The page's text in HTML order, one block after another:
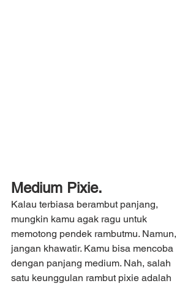
Medium Pixie.
Kalau terbiasa berambut panjang,
mungkin kamu agak ragu untuk
memotong pendek rambutmu. Namun,
jangan khawatir. Kamu bisa mencoba
dengan panjang medium. Nah, salah
satu keunggulan rambut pixie adalah